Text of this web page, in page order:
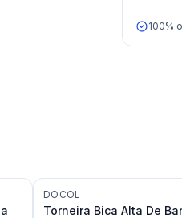
100%
DOCOL
Torneira Bica Alta De